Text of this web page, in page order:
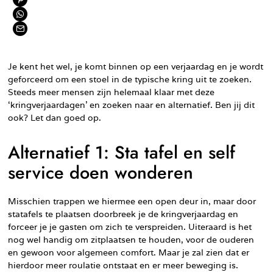
Je kent het wel, je komt binnen op een verjaardag en je wordt
geforceerd om een stoel in de typische kring uit te zoeken.
Steeds meer mensen zijn helemaal klaar met deze
‘kringverjaardagen’ en zoeken naar en alternatief. Ben jij dit
ook? Let dan goed op.
Alternatief 1: Sta tafel en self
service doen wonderen
Misschien trappen we hiermee een open deur in, maar door
statafels te plaatsen doorbreek je de kringverjaardag en
forceer je je gasten om zich te verspreiden. Uiteraard is het
nog wel handig om zitplaatsen te houden, voor de ouderen
en gewoon voor algemeen comfort. Maar je zal zien dat er
hierdoor meer roulatie ontstaat en er meer beweging is.